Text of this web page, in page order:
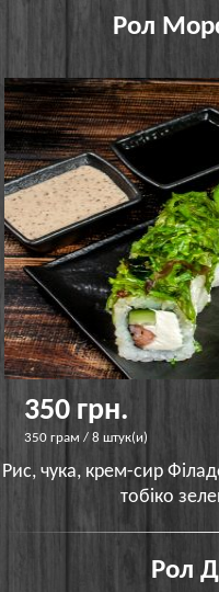
Рол
350 грн.
350 грам / 8 штук(и)
Рис, чука, крем-сир
тобіко
Рол